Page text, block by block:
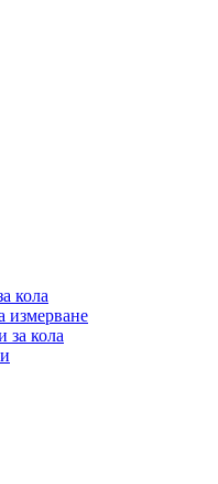
кола
измерване
за кола